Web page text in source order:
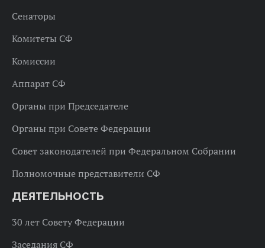
Сенаторы
Комитеты СФ
Комиссии
Аппарат СФ
Органы при Председателе
Органы при Совете Федерации
Совет законодателей при Федеральном Собрании
Полномочные представители СФ
ДЕЯТЕЛЬНОСТЬ
30 лет Совету Федерации
Заседания СФ